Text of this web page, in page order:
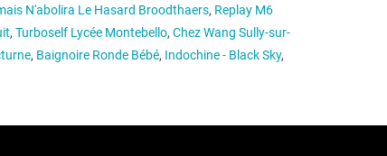
N'abolira Le Hasard Broodthaers, Replay M6
, Turboself Lycée Montebello, Chez Wang Sully-sur-
, Baignoire Ronde Bébé, Indochine - Black Sky,